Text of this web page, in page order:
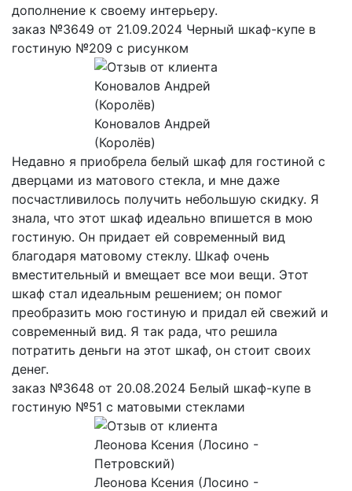
дополнение к своему интерьеру.
заказ №3649 от 21.09.2024 Черный шкаф-купе в
гостиную №209 с рисунком
Коновалов Андрей
(Королёв)
Недавно я приобрела белый шкаф для гостиной с
дверцами из матового стекла, и мне даже
посчастливилось получить небольшую скидку. Я
знала, что этот шкаф идеально впишется в мою
гостиную. Он придает ей современный вид
благодаря матовому стеклу. Шкаф очень
вместительный и вмещает все мои вещи. Этот
шкаф стал идеальным решением; он помог
преобразить мою гостиную и придал ей свежий и
современный вид. Я так рада, что решила
потратить деньги на этот шкаф, он стоит своих
денег.
заказ №3648 от 20.08.2024 Белый шкаф-купе в
гостиную №51 с матовыми стеклами
Леонова Ксения (Лосино -